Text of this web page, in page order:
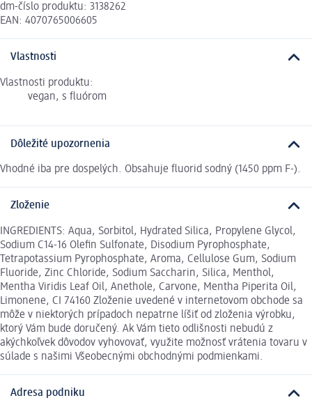
dm-číslo produktu: 3138262
EAN: 4070765006605
Vlastnosti
Vlastnosti produktu:
vegan, s fluórom
Dôležité upozornenia
Vhodné iba pre dospelých. Obsahuje ﬂuorid sodný (1450 ppm F-).
Zloženie
INGREDIENTS: Aqua, Sorbitol, Hydrated Silica, Propylene Glycol,
Sodium C14-16 Olefin Sulfonate, Disodium Pyrophosphate,
Tetrapotassium Pyrophosphate, Aroma, Cellulose Gum, Sodium
Fluoride, Zinc Chloride, Sodium Saccharin, Silica, Menthol,
Mentha Viridis Leaf Oil, Anethole, Carvone, Mentha Piperita Oil,
Limonene, CI 74160 Zloženie uvedené v internetovom obchode sa
môže v niektorých prípadoch nepatrne líšiť od zloženia výrobku,
ktorý Vám bude doručený. Ak Vám tieto odlišnosti nebudú z
akýchkoľvek dôvodov vyhovovať, využite možnosť vrátenia tovaru v
súlade s našimi Všeobecnými obchodnými podmienkami.
Adresa podniku